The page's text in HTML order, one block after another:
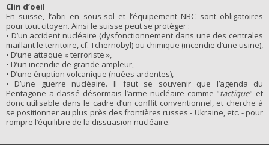
Clin d’oeil
En suisse, l’abri en sous-sol et l’équipement NBC sont obligatoires
pour tout citoyen. Ainsi le suisse peut se protéger :
• D’un accident nucléaire (dysfonctionnement dans une des centrales
maillant le territoire, cf. Tchernobyl) ou chimique (incendie d’une usine),
• D’une attaque « terroriste »,
• D’un incendie de grande ampleur,
• D’une éruption volcanique (nuées ardentes),
• D’une guerre nucléaire. Il faut se souvenir que l’agenda du
Pentagone a classé désormais l’arme nucléaire comme "tactique" et
donc utilisable dans le cadre d’un conflit conventionnel, et cherche à
se positionner au plus près des frontières russes - Ukraine, etc. - pour
rompre l’équilibre de la dissuasion nucléaire.